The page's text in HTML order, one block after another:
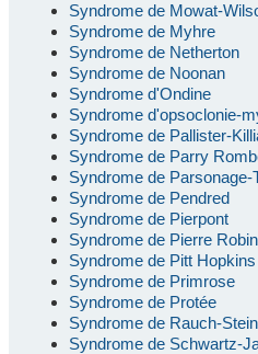
Syndrome de Mowat-
Syndrome de Myhre
Syndrome de Netherton
Syndrome de Noonan
Syndrome d'Ondine
Syndrome d'opsoclonie-
Syndrome de Pallister-
Syndrome de Parry
Syndrome de Parsonage-
Syndrome de Pendred
Syndrome de Pierpont
Syndrome de Pierre Robin
Syndrome de Pitt Hopkins
Syndrome de Primrose
Syndrome de Protée
Syndrome de Rauch-
Syndrome de Schwartz-